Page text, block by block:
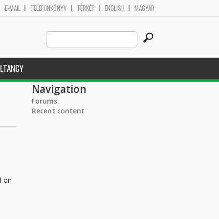
E-MAIL TELEFONKÖNYV TÉRKÉP ENGLISH MAGYAR
Search
this
site
on
Navigation
Forums
Recent content